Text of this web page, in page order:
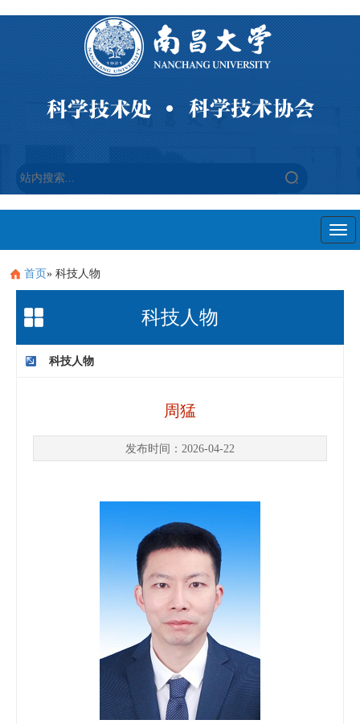
首页» 科技人物
科技人物
科技人物
周猛
发布时间：2026-04-22